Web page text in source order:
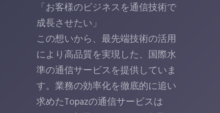
「お客様のビジネスを通信技術で
成長させたい」
この想いから、最先端技術の活用
により高品質を実現した、国際水
準の通信サービスを提供していま
す。業務の効率化を徹底的に追い
求めたTopazの通信サービスは